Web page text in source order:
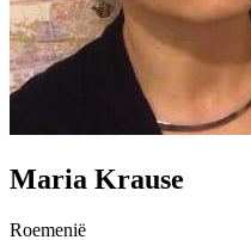
Maria Krause
Roemenië